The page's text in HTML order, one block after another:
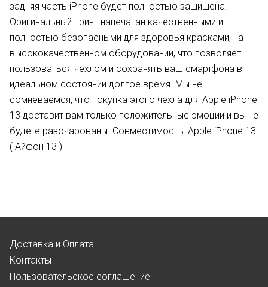
задняя часть iPhone будет полностью защищена.
Оригинальный принт напечатан качественными и
полностью безопасными для здоровья красками, на
высококачественном оборудовании, что позволяет
пользоваться чехлом и сохранять ваш смартфона в
идеальном состоянии долгое время. Мы не
сомневаемся, что покупка этого чехла для Apple iPhone
13 доставит вам только положительные эмоции и вы не
будете разочарованы. Совместимость: Apple iPhone 13
( Айфон 13 )
Доставка и Оплата
Контакты
Пользовательское соглашение